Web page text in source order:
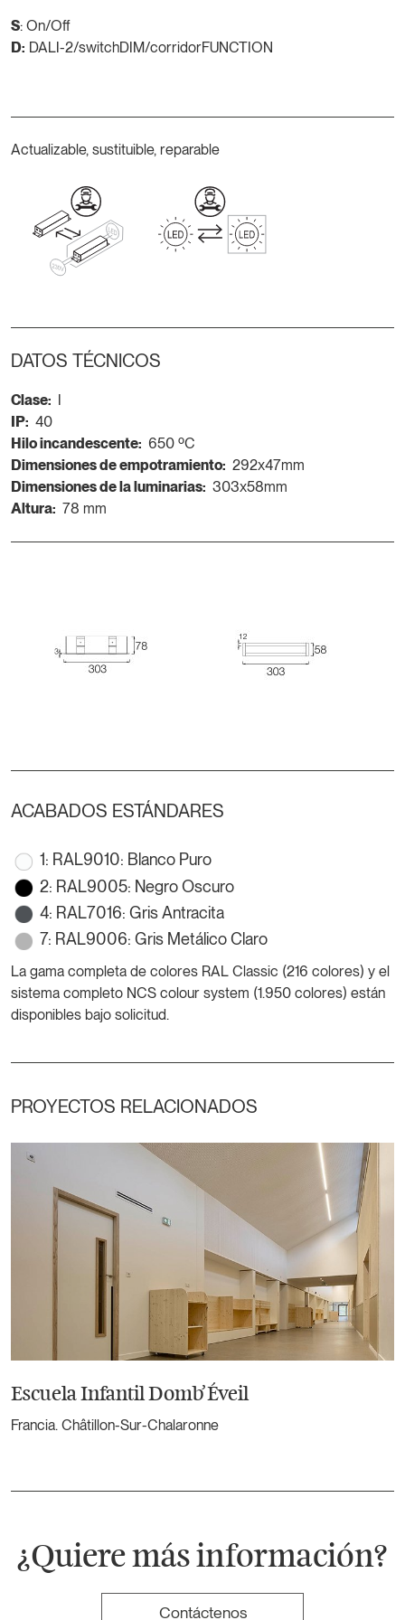
S: On/Off
D: DALI-2/switchDIM/corridorFUNCTION
Actualizable, sustituible, reparable
DATOS TÉCNICOS
Clase:
IP: 40
Hilo incandescente: 650 ºC
Dimensiones de empotramiento: 292x47mm
Dimensiones de la luminarias: 303x58mm
Altura: 78 mm
ACABADOS ESTÁNDARES
1: RAL9010: Blanco Puro
2: RAL9005: Negro Oscuro
4: RAL7016: Gris Antracita
7: RAL9006: Gris Metálico Claro
La gama completa de colores RAL Classic (216 colores) y el
sistema completo NCS colour system (1.950 colores) están
disponibles bajo solicitud.
PROYECTOS RELACIONADOS
Escuela Infantil Domb’Éveil
Francia. Châtillon-Sur-Chalaronne
¿Quiere más información?
Contáctenos